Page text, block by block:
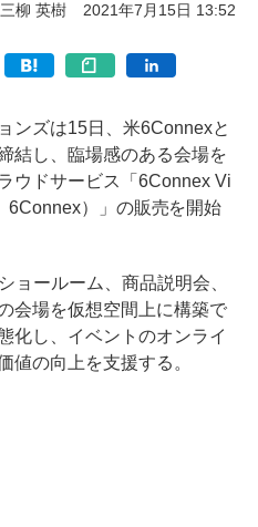
三柳 英樹 2021年7月15日 13:52
ンズは15日、米6Connexと
結し、臨場感のある会場を
ウドサービス「6Connex Vi
6Connex）」の販売を開始
ールーム、商品説明会、
会場を仮想空間上に構築で
化し、イベントのオンライ
値の向上を支援する。